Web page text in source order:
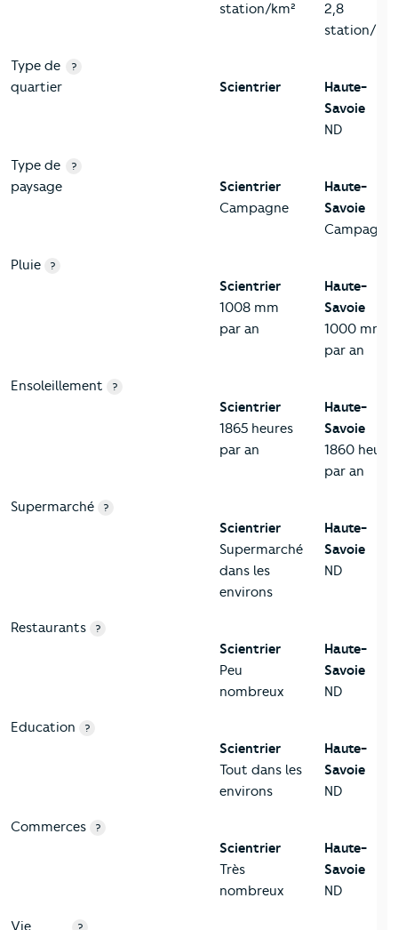
station/km²
2,8
station/
Type de
quartier
?
Scientrier
Haute-
Savoie
ND
Type de
paysage
?
Scientrier
Campagne
Haute-
Savoie
Campagne
Pluie ?
Scientrier
1008 mm
par an
Haute-
Savoie
1000 mm
par an
Ensoleillement ?
Scientrier
1865 heures
par an
Haute-
Savoie
1860
par an
Supermarché ?
Scientrier
Supermarché
dans les
environs
Haute-
Savoie
ND
Restaurants ?
Scientrier
Peu
nombreux
Haute-
Savoie
ND
Education ?
Scientrier
Tout dans les
environs
Haute-
Savoie
ND
Commerces ?
Scientrier
Très
nombreux
Haute-
Savoie
ND